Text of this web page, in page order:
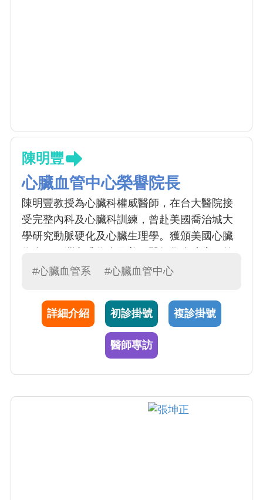
陳明豐
心臟血管中心榮譽院長
陳明豐教授為心臟科權威醫師，在台大醫院接
受完整內科及心臟科訓練，曾赴美國喬治城大
學研究動脈硬化及心臟生理學。獲頒美國心臟
擔任台灣內科醫學會理事長、台灣醫學會理事
長。
#心臟血管系 #心臟血管中心
詳細介紹 初診掛號 複診掛號
醫師專訪